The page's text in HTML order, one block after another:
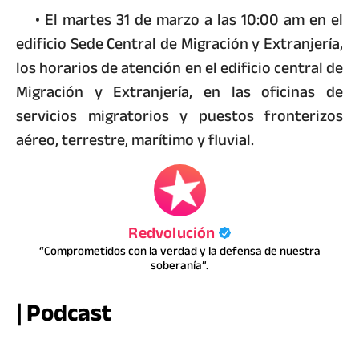
• El martes 31 de marzo a las 10:00 am en el
edificio Sede Central de Migración y Extranjería,
los horarios de atención en el edificio central de
Migración y Extranjería, en las oficinas de
servicios migratorios y puestos fronterizos
aéreo, terrestre, marítimo y fluvial.
Redvolución
“Comprometidos con la verdad y la defensa de nuestra
soberanía”.
| Podcast